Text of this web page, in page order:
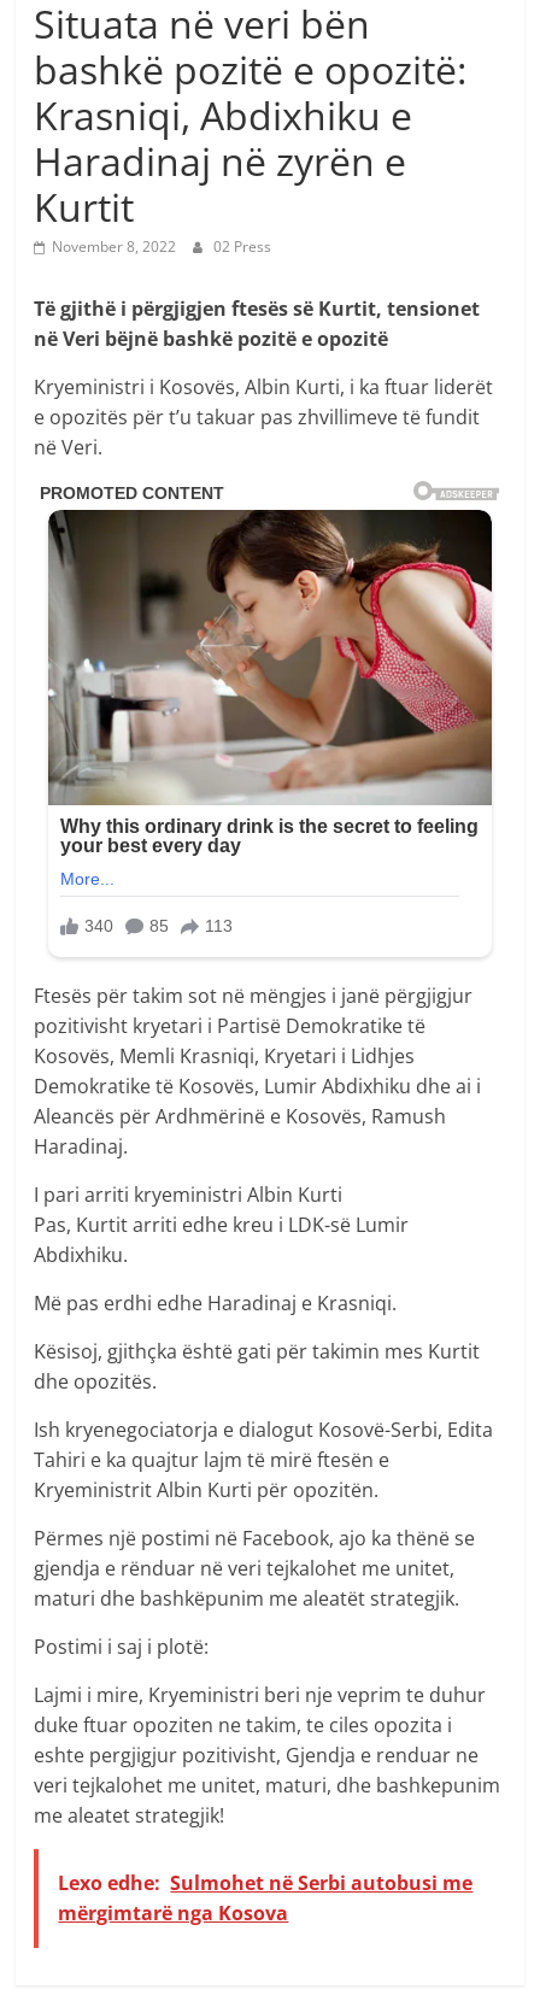
Situata në veri bën
bashkë pozitë e opozitë:
Krasniqi, Abdixhiku e
Haradinaj në zyrën e
Kurtit
November 8, 2022 02 Press
Të gjithë i përgjigjen ftesës së Kurtit, tensionet
në Veri bëjnë bashkë pozitë e opozitë
Kryeministri i Kosovës, Albin Kurti, i ka ftuar liderët
e opozitës për t’u takuar pas zhvillimeve të fundit
në Veri.
Ftesës për takim sot në mëngjes i janë përgjigjur
pozitivisht kryetari i Partisë Demokratike të
Kosovës, Memli Krasniqi, Kryetari i Lidhjes
Demokratike të Kosovës, Lumir Abdixhiku dhe ai i
Aleancës për Ardhmërinë e Kosovës, Ramush
Haradinaj.
I pari arriti kryeministri Albin Kurti
Pas, Kurtit arriti edhe kreu i LDK-së Lumir
Abdixhiku.
Më pas erdhi edhe Haradinaj e Krasniqi.
Kësisoj, gjithçka është gati për takimin mes Kurtit
dhe opozitës.
Ish kryenegociatorja e dialogut Kosovë-Serbi, Edita
Tahiri e ka quajtur lajm të mirë ftesën e
Kryeministrit Albin Kurti për opozitën.
Përmes një postimi në Facebook, ajo ka thënë se
gjendja e rënduar në veri tejkalohet me unitet,
maturi dhe bashkëpunim me aleatët strategjik.
Postimi i saj i plotë:
Lajmi i mire, Kryeministri beri nje veprim te duhur
duke ftuar opoziten ne takim, te ciles opozita i
eshte pergjigjur pozitivisht, Gjendja e renduar ne
veri tejkalohet me unitet, maturi, dhe bashkepunim
me aleatet strategjik!
Lexo edhe: Sulmohet në Serbi autobusi me
mërgimtarë nga Kosova